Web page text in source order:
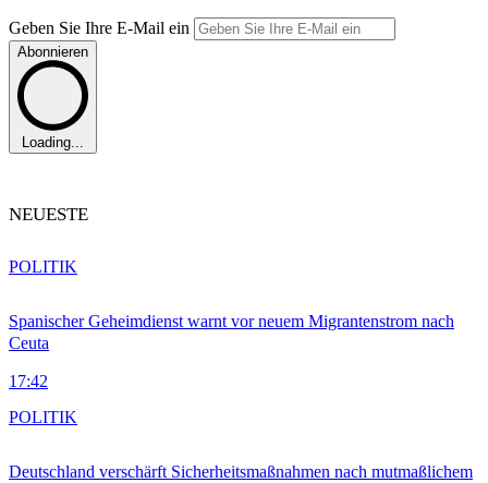
Geben Sie Ihre E-Mail ein
Abonnieren
Loading...
NEUESTE
Spanischer Geheimdienst warnt vor neuem Migrantenstrom nach
Ceuta
17:42
POLITIK
Deutschland verschärft Sicherheitsmaßnahmen nach mutmaßlichem
POLITIK